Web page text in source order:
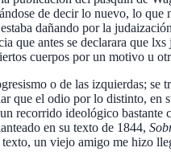
de decir lo nuevo, lo
dañando por la
que antes se declarara que
cuerpos por un motivo u
o de las izquierdas;
que el odio por lo distinto,
recorrido ideológico bastante
en su texto de 1844,
un viejo amigo me hizo